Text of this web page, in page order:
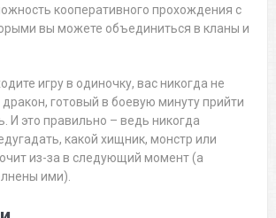
кооперативного прохождения с
вы можете объединиться в кланы и
игру в одиночку, вас никогда не
готовый в боевую минуту прийти
И это правильно – ведь никогда
какой хищник, монстр или
из-за в следующий момент (а
ими).